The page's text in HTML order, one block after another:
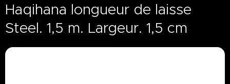
Haqihana longueur de laisse
Steel. 1,5 m. Largeur. 1,5 cm